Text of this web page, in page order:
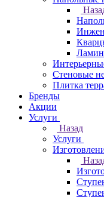
Стеновые
Плитка
Бренды
Акции
Услуги
Назад
Услуги